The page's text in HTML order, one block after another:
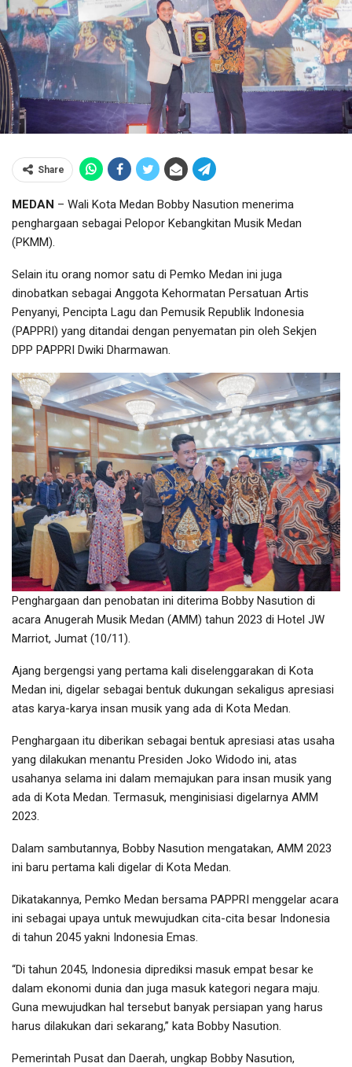
Share
MEDAN – Wali Kota Medan Bobby Nasution menerima
penghargaan sebagai Pelopor Kebangkitan Musik Medan
(PKMM).
Selain itu orang nomor satu di Pemko Medan ini juga
dinobatkan sebagai Anggota Kehormatan Persatuan Artis
Penyanyi, Pencipta Lagu dan Pemusik Republik Indonesia
(PAPPRI) yang ditandai dengan penyematan pin oleh Sekjen
DPP PAPPRI Dwiki Dharmawan.
Penghargaan dan penobatan ini diterima Bobby Nasution di
acara Anugerah Musik Medan (AMM) tahun 2023 di Hotel JW
Marriot, Jumat (10/11).
Ajang bergengsi yang pertama kali diselenggarakan di Kota
Medan ini, digelar sebagai bentuk dukungan sekaligus apresiasi
atas karya-karya insan musik yang ada di Kota Medan.
Penghargaan itu diberikan sebagai bentuk apresiasi atas usaha
yang dilakukan menantu Presiden Joko Widodo ini, atas
usahanya selama ini dalam memajukan para insan musik yang
ada di Kota Medan. Termasuk, menginisiasi digelarnya AMM
2023.
Dalam sambutannya, Bobby Nasution mengatakan, AMM 2023
ini baru pertama kali digelar di Kota Medan.
Dikatakannya, Pemko Medan bersama PAPPRI menggelar acara
ini sebagai upaya untuk mewujudkan cita-cita besar Indonesia
di tahun 2045 yakni Indonesia Emas.
“Di tahun 2045, Indonesia diprediksi masuk empat besar ke
dalam ekonomi dunia dan juga masuk kategori negara maju.
Guna mewujudkan hal tersebut banyak persiapan yang harus
harus dilakukan dari sekarang,” kata Bobby Nasution.
Pemerintah Pusat dan Daerah, ungkap Bobby Nasution,